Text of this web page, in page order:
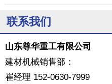
联系我们
山东尊华重工有限公司
建材机械销售部：
崔经理 152-0630-7999